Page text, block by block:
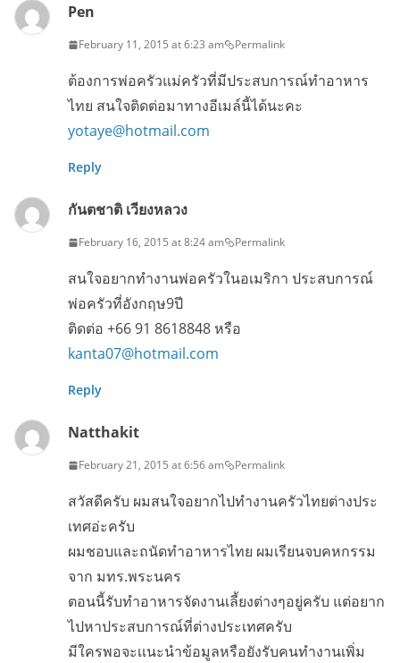
Pen
February 11, 2015 at 6:23 am Permalink
ต้องการพ่อครัวแม่ครัวที่มีประสบการณ์ทำอาหาร
ไทย สนใจติดต่อมาทางอีเมล์นี้ได้นะคะ
yotaye@hotmail.com
Reply
กันตชาติ เวียงหลวง
February 16, 2015 at 8:24 am Permalink
สนใจอยากทำงานพ่อครัวในอเมริกา ประสบการณ์
พ่อครัวที่อังกฤษ9ปี
ติดต่อ +66 91 8618848 หรือ
kanta07@hotmail.com
Reply
Natthakit
February 21, 2015 at 6:56 am Permalink
สวัสดีครับ ผมสนใจอยากไปทำงานครัวไทยต่างประ
เทศอ่ะครับ
ผมชอบและถนัดทำอาหารไทย ผมเรียนจบคหกรรม
จาก มทร.พระนคร
ตอนนี้รับทำอาหารจัดงานเลี้ยงต่างๆอยู่ครับ แต่อยาก
ไปหาประสบการณ์ที่ต่างประเทศครับ
มีใครพอจะเเนะนำข้อมูลหรือยังรับคนทำงานเพิ่ม